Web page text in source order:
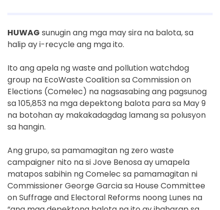
HUWAG sunugin ang mga may sira na balota, sa
halip ay i-recycle ang mga ito.
Ito ang apela ng waste and pollution watchdog
group na EcoWaste Coalition sa Commission on
Elections (Comelec) na nagsasabing ang pagsunog
sa 105,853 na mga depektong balota para sa May 9
na botohan ay makakadagdag lamang sa polusyon
sa hangin.
Ang grupo, sa pamamagitan ng zero waste
campaigner nito na si Jove Benosa ay umapela
matapos sabihin ng Comelec sa pamamagitan ni
Commissioner George Garcia sa House Committee
on Suffrage and Electoral Reforms noong Lunes na